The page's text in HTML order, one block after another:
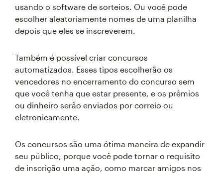
usando o software de sorteios. Ou você pode
escolher aleatoriamente nomes de uma planilha
depois que eles se inscreverem.
Também é possível criar concursos
automatizados. Esses tipos escolherão os
vencedores no encerramento do concurso sem
que você tenha que estar presente, e os prêmios
ou dinheiro serão enviados por correio ou
eletronicamente.
Os concursos são uma ótima maneira de expandir
seu público, porque você pode tornar o requisito
de inscrição uma ação, como marcar amigos nos